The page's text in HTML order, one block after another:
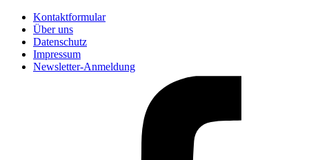
Kontaktformular
Über uns
Datenschutz
Impressum
Newsletter-Anmeldung